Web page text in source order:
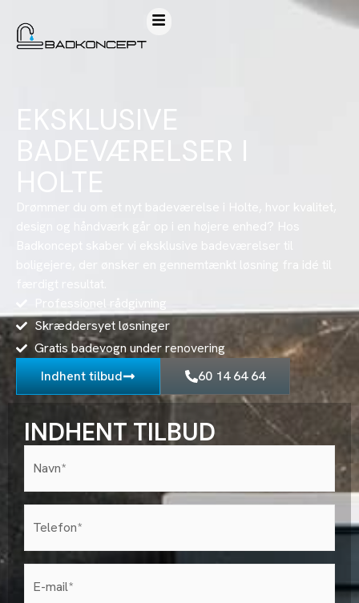
EKSKLUSIVE
BADEVÆRELSER I
HOLTE
Drømmer du om et nyt badeværelse i Holte, hvor kvalitet,
design og håndværk går op i en højere enhed? Hos
Badkoncept skaber vi eksklusive badeværelser til
boligejere, der ønsker en gennemtænkt løsning fra idé til
Professionel rådgivning
Skræddersyet løsninger
Gratis badevogn under renovering
Indhent tilbud
60 14 64 64
INDHENT TILBUD
Navn*
(Påkrævet)
Telefon
(Påkrævet)
E-
mail
(Påkrævet)